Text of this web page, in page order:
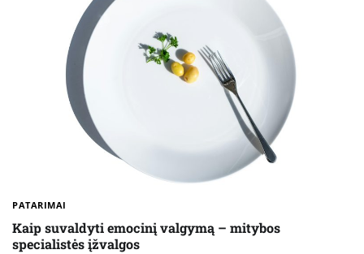
PATARIMAI
Kaip suvaldyti emocinį valgymą – mitybos
specialistės įžvalgos